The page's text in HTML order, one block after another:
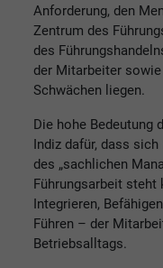
Anforderung, den
Zentrum des
des
der Mitarbeiter
Schwächen liegen.
Die hohe Bedeutung
Indiz dafür, dass
des „sachlichen
Führungsarbeit
Integrieren,
Führen – der
Betriebsalltags.